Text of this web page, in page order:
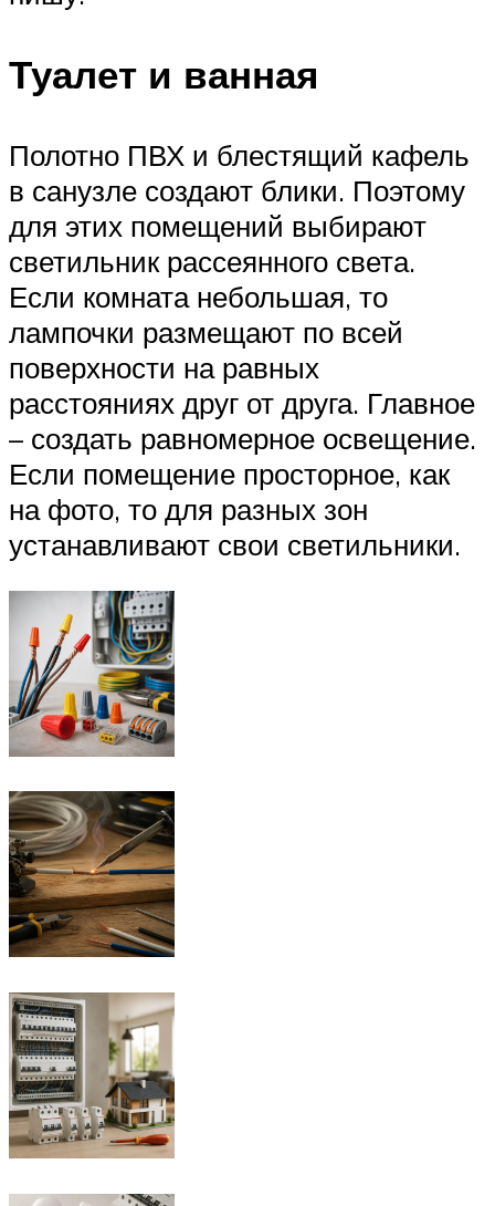
Туалет и ванная
Полотно ПВХ и блестящий кафель
в санузле создают блики. Поэтому
для этих помещений выбирают
светильник рассеянного света.
Если комната небольшая, то
лампочки размещают по всей
поверхности на равных
расстояниях друг от друга. Главное
– создать равномерное освещение.
Если помещение просторное, как
на фото, то для разных зон
устанавливают свои светильники.